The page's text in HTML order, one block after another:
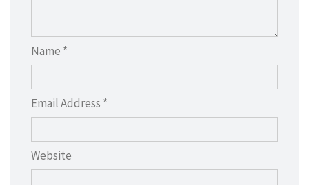
Name *
Email Address *
Website